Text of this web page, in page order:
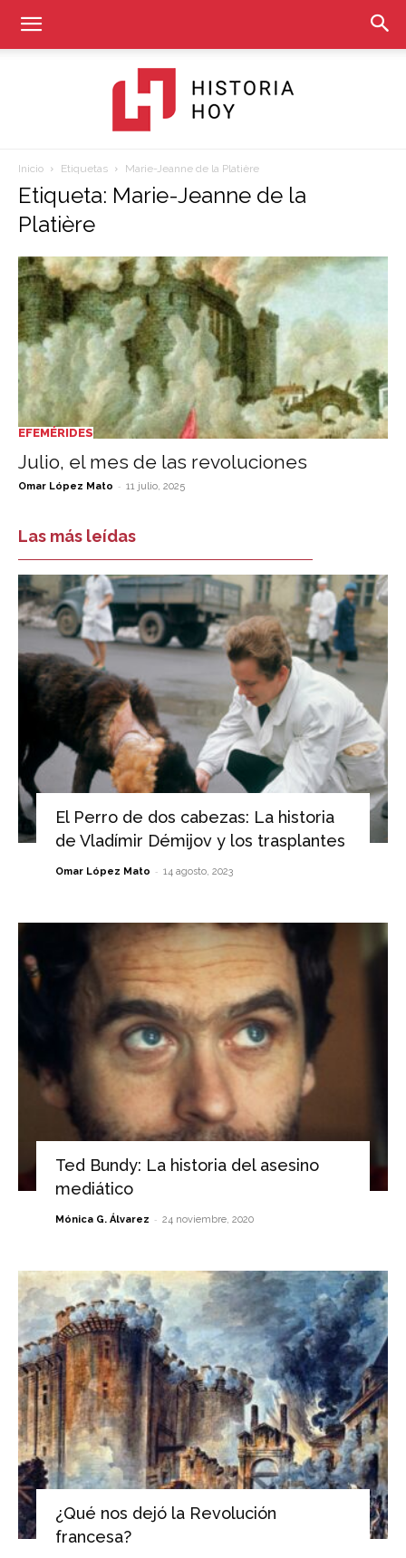
Historia
Hoy
Inicio Etiquetas Marie-Jeanne de la Platière
Etiqueta: Marie-Jeanne de la
Platière
EFEMÉRIDES
Julio, el mes de las revoluciones
Omar López Mato - 11 julio, 2025
Las más leídas
El Perro de dos cabezas: La historia
de Vladímir Démijov y los trasplantes
Omar López Mato - 14 agosto, 2023
Ted Bundy: La historia del asesino
mediático
Mónica G. Álvarez - 24 noviembre, 2020
¿Qué nos dejó la Revolución
francesa?